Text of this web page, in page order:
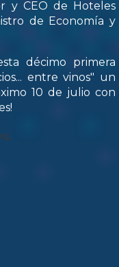
y CEO de Hoteles
de Economía y
décimo primera
entre vinos" un
10 de julio con